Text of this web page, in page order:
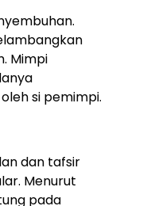
Mimpi
si pemimpi.
dan tafsir
Menurut
pada